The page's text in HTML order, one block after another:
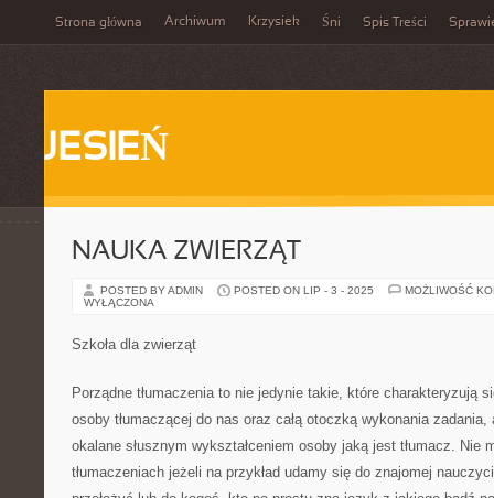
Strona główna Archiwum Krzysiek Śni Spis Treści
JESIEŃ
NAUKA ZWIERZĄT
POSTED BY ADMIN POSTED ON LIP - 3 - 2025
MOŻLIWOŚĆ
WYŁĄCZONA
Szkoła dla zwierząt
Porządne tłumaczenia to nie jedynie takie, które charakteryzują
osoby tłumaczącej do nas oraz całą otoczką wykonania zadania,
okalane słusznym wykształceniem osoby jaką jest tłumacz. Nie
tłumaczeniach jeżeli na przykład udamy się do znajomej